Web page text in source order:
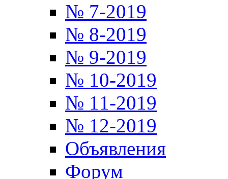
№ 7-2019
№ 8-2019
№ 9-2019
№ 10-2019
№ 11-2019
№ 12-2019
Объявления
Форум